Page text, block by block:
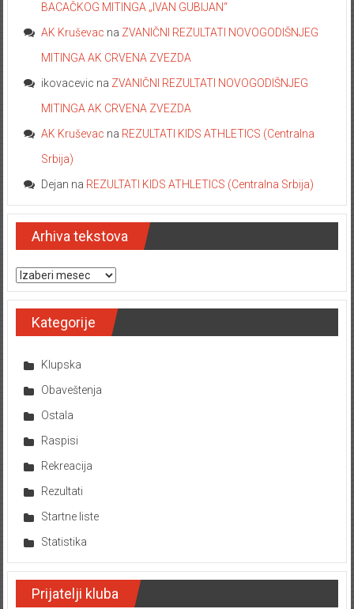
BACAČKOG MITINGA „IVAN GUBIJAN“
AK Kruševac na ZVANIČNI REZULTATI NOVOGODIŠNJEG
MITINGA AK CRVENA ZVEZDA
ikovacevic na ZVANIČNI REZULTATI NOVOGODIŠNJEG
MITINGA AK CRVENA ZVEZDA
AK Kruševac na REZULTATI KIDS ATHLETICS (Centralna
Srbija)
Dejan na REZULTATI KIDS ATHLETICS (Centralna Srbija)
Arhiva tekstova
Arhiva tekstova
Kategorije
Klupska
Obaveštenja
Ostala
Raspisi
Rekreacija
Rezultati
Startne liste
Statistika
Prijatelji kluba